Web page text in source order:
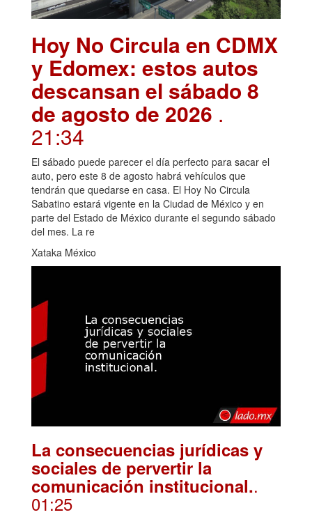
Hoy No Circula en CDMX
y Edomex: estos autos
descansan el sábado 8
de agosto de 2026 .
21:34
El sábado puede parecer el día perfecto para sacar el
auto, pero este 8 de agosto habrá vehículos que
tendrán que quedarse en casa. El Hoy No Circula
Sabatino estará vigente en la Ciudad de México y en
parte del Estado de México durante el segundo sábado
del mes. La re
Xataka México
La consecuencias jurídicas y
sociales de pervertir la
comunicación institucional..
01:25